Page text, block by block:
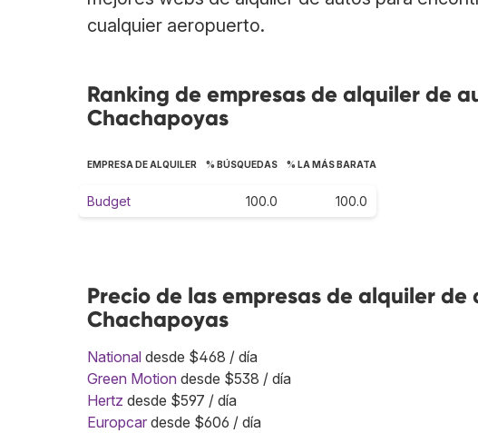
cualquier aeropuerto.
Ranking de empresas de alquiler de
Chachapoyas
EMPRESA DE ALQUILER % BÚSQUEDAS % LA MÁS BARATA
Budget 100.0 100.0
Precio de las empresas de alquiler
Chachapoyas
National desde $468 / día
Green Motion desde $538 / día
Hertz desde $597 / día
Europcar desde $606 / día